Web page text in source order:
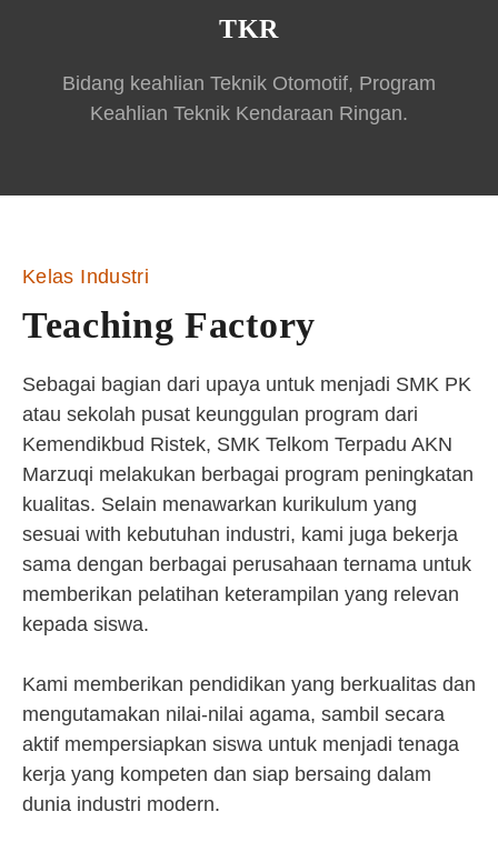
TKR
Bidang keahlian Teknik Otomotif, Program
Keahlian Teknik Kendaraan Ringan.
Kelas Industri
Teaching Factory
Sebagai bagian dari upaya untuk menjadi SMK PK
atau sekolah pusat keunggulan program dari
Kemendikbud Ristek, SMK Telkom Terpadu AKN
Marzuqi melakukan berbagai program peningkatan
kualitas. Selain menawarkan kurikulum yang
sesuai with kebutuhan industri, kami juga bekerja
sama dengan berbagai perusahaan ternama untuk
memberikan pelatihan keterampilan yang relevan
kepada siswa.
Kami memberikan pendidikan yang berkualitas dan
mengutamakan nilai-nilai agama, sambil secara
aktif mempersiapkan siswa untuk menjadi tenaga
kerja yang kompeten dan siap bersaing dalam
dunia industri modern.